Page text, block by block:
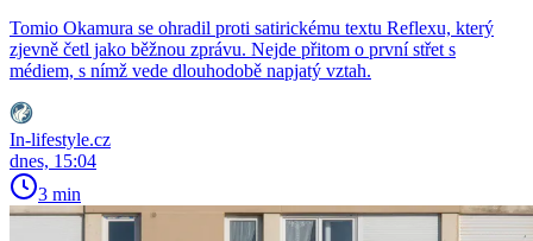
Tomio Okamura se ohradil proti satirickému textu Reflexu, který
zjevně četl jako běžnou zprávu. Nejde přitom o první střet s
médiem, s nímž vede dlouhodobě napjatý vztah.
In-lifestyle.cz
dnes, 15:04
3 min